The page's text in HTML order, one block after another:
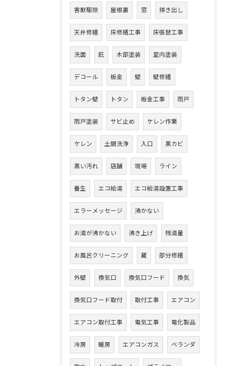
害獣駆除 屋根裏 窓 掃き出し
天井修繕 床修繕工事 床張替工事
洗面 庇 木部塗装 室内塗装
デコール 板金 壁 壁修繕
トタン壁 トタン 板金工事 雨戸
雨戸塗装 サビ止め ケレン作業
ケレン 土間洗浄 入口 黒カビ
黒い汚れ 店舗 現場 ライン
養生 エコ給湯 エコ給湯設置工事
エラーメッセージ 沸かない
お湯が沸かない 沸き上げ 残湯量
お風呂クリーニング 蔵 部分修繕
外壁 換気口 換気口フード 換気
換気口フード取付 取付工事 エアコン
エアコン取付工事 電気工事 電化製品
冷房 暖房 エアコンガス ベランダ